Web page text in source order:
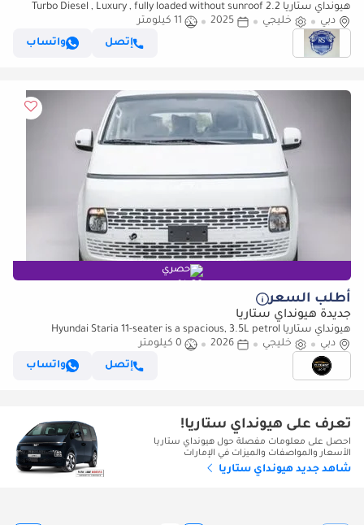
هيونداي ستاريا 2.2 Turbo Diesel , Luxury , fully loaded without sunroof
(للتصدير فقط)
دبي خليجي 2025
11 كيلومتر
إتصل
واتساب
حصري
أطلب السعر
جديدة هيونداي ستاريا
هيونداي ستاريا Hyundai Staria 11-seater is a spacious, 3.5L petrol
automatic
دبي خليجي 2026
0 كيلومتر
إتصل
واتساب
تعرف على هيونداي ستاريا!
احصل على معلومات مفصلة حول هيونداي ستاريا
الأسعار والمواصفات والميزات في الإمارات
شاهد جديد هيونداي ستاريا